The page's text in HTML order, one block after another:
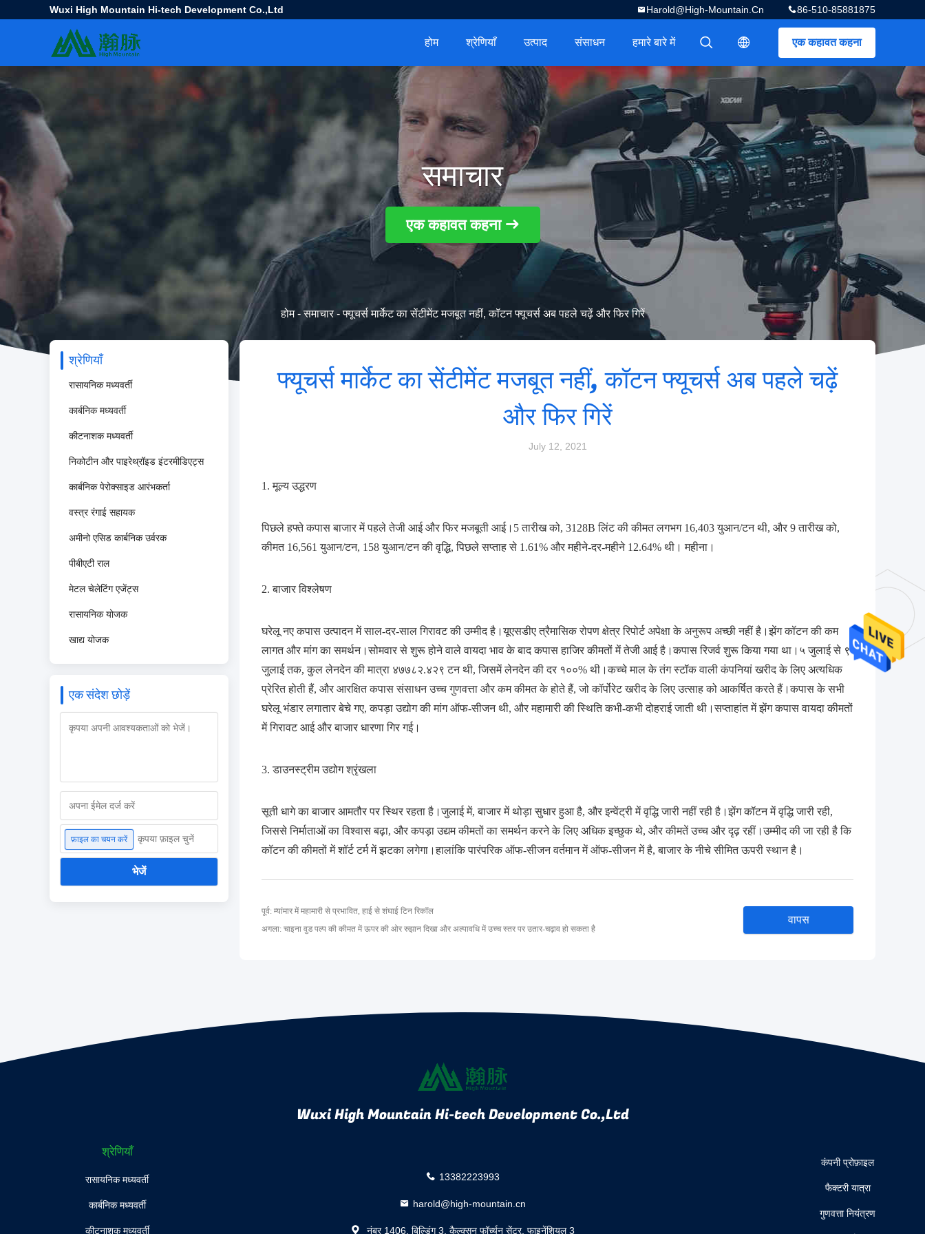
Wuxi High Mountain Hi-tech Development Co.,Ltd 86-510-85881875
Harold@high-Mountain.cn
एक कहावत कहना
描述
描述
होम श्रेणियाँ उत्पाद संसाधन हमारे बारे में
समाचार
एक कहावत कहना
होम-समाचार-फ्यूचर्स मार्केट का सेंटीमेंट मजबूत नहीं, कॉटन फ्यूचर्स अब पहले चढ़ें और फिर गिरें
श्रेणियाँ
रासायनिक मध्यवर्ती
कार्बनिक मध्यवर्ती
कीटनाशक मध्यवर्ती
निकोटीन और पाइरेथ्रॉइड इंटरमीडिएट्स
कार्बनिक पेरोक्साइड आरंभकर्ता
वस्त्र रंगाई सहायक
अमीनो एसिड कार्बनिक उर्वरक
पीबीएटी राल
मेटल चेलेटिंग एजेंट्स
रासायनिक योजक
खाद्य योजक
एक संदेश छोड़ें
फ़ाइल का चयन करें कृपया फ़ाइल चुनें
भेजें
फ्यूचर्स मार्केट का सेंटीमेंट मजबूत नहीं, कॉटन फ्यूचर्स अब पहले चढ़ें
और फिर गिरें
July 12, 2021
1. मूल्य उद्धरण
पिछले हफ्ते कपास बाजार में पहले तेजी आई और फिर मजबूती आई।5 तारीख को, 3128B लिंट की कीमत लगभग 16,403 युआन/टन थी, और 9 तारीख को,
कीमत 16,561 युआन/टन, 158 युआन/टन की वृद्धि, पिछले सप्ताह से 1.61% और महीने-दर-महीने 12.64% थी। महीना।
2. बाजार विश्लेषण
घरेलू नए कपास उत्पादन में साल-दर-साल गिरावट की उम्मीद है।यूएसडीए त्रैमासिक रोपण क्षेत्र रिपोर्ट अपेक्षा के अनुरूप अच्छी नहीं है।झेंग कॉटन की कम
लागत और मांग का समर्थन।सोमवार से शुरू होने वाले वायदा भाव के बाद कपास हाजिर कीमतों में तेजी आई है।कपास रिजर्व शुरू किया गया था।५ जुलाई से ९
जुलाई तक, कुल लेनदेन की मात्रा ४७७८२.४२९ टन थी, जिसमें लेनदेन की दर १००% थी।कच्चे माल के तंग स्टॉक वाली कंपनियां खरीद के लिए अत्यधिक
प्रेरित होती हैं, और आरक्षित कपास संसाधन उच्च गुणवत्ता और कम कीमत के होते हैं, जो कॉर्पोरेट खरीद के लिए उत्साह को आकर्षित करते हैं।कपास के सभी
घरेलू भंडार लगातार बेचे गए, कपड़ा उद्योग की मांग ऑफ-सीजन थी, और महामारी की स्थिति कभी-कभी दोहराई जाती थी।सप्ताहांत में झेंग कपास वायदा कीमतों
में गिरावट आई और बाजार धारणा गिर गई।
3. डाउनस्ट्रीम उद्योग श्रृंखला
सूती धागे का बाजार आमतौर पर स्थिर रहता है।जुलाई में, बाजार में थोड़ा सुधार हुआ है, और इन्वेंट्री में वृद्धि जारी नहीं रही है।झेंग कॉटन में वृद्धि जारी रही,
जिससे निर्माताओं का विश्वास बढ़ा, और कपड़ा उद्यम कीमतों का समर्थन करने के लिए अधिक इच्छुक थे, और कीमतें उच्च और दृढ़ रहीं।उम्मीद की जा रही है कि
कॉटन की कीमतों में शॉर्ट टर्म में झटका लगेगा।हालांकि पारंपरिक ऑफ-सीजन वर्तमान में ऑफ-सीजन में है, बाजार के नीचे सीमित ऊपरी स्थान है।
पूर्व: म्यांमार में महामारी से प्रभावित, हाई से शंघाई टिन रिकॉल
अगला: चाइना वुड पल्प की कीमत में ऊपर की ओर रुझान दिखा और अल्पावधि में उच्च स्तर पर उतार-चढ़ाव हो सकता है
वापस
Wuxi High Mountain Hi-tech Development Co.,Ltd
श्रेणियाँ
रासायनिक मध्यवर्ती
कार्बनिक मध्यवर्ती
कीटनाशक मध्यवर्ती
13382223993
harold@high-mountain.cn
नंबर 1406, बिल्डिंग 3, कैल्क्सन फॉर्च्यून सेंटर, फाइनेंशियल 3
कंपनी प्रोफ़ाइल
फैक्टरी यात्रा
गुणवत्ता नियंत्रण